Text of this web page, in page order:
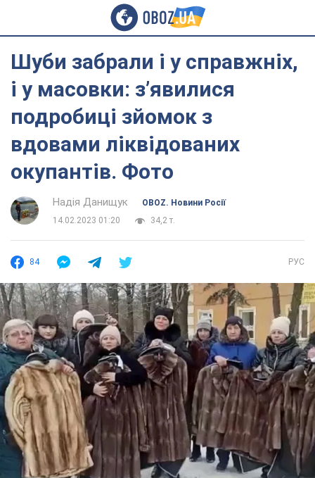
Шуби забрали і у справжніх,
і у масовки: з’явилися
подробиці зйомок з
вдовами ліквідованих
окупантів. Фото
Надія Данищук
OBOZ. Новини Росії
14.02.2023 01:20
34,2 т.
84 РУС